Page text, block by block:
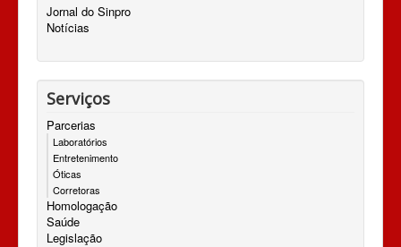
Jornal do Sinpro
Notícias
Serviços
Parcerias
Laboratórios
Entretenimento
Óticas
Corretoras
Homologação
Saúde
Legislação